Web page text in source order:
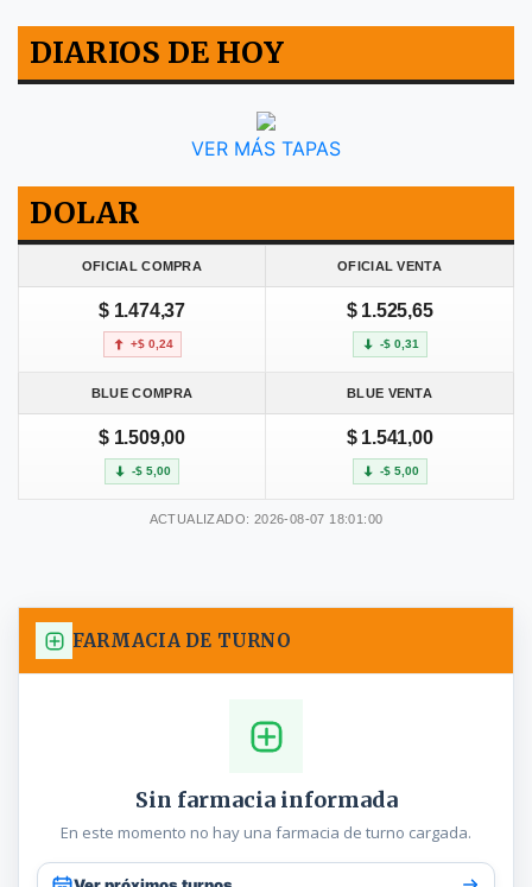
DIARIOS DE HOY
VER MÁS TAPAS
DOLAR
OFICIAL COMPRA OFICIAL VENTA
$ 1.474,37
+$ 0,24
$ 1.525,65
-$ 0,31
BLUE COMPRA BLUE VENTA
$ 1.509,00
-$ 5,00
$ 1.541,00
-$ 5,00
ACTUALIZADO: 2026-08-07 18:01:00
FARMACIA DE TURNO
Sin farmacia informada
En este momento no hay una farmacia de turno cargada.